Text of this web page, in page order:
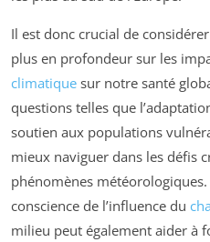
Il est donc crucial de
plus en profondeur sur les
climatique sur notre santé
questions telles que
soutien aux populations
mieux naviguer dans les défis
phénomènes
conscience de l’influence du
milieu peut également aider à